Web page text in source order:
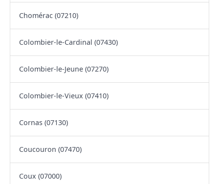
Chomérac (07210)
Colombier-le-Cardinal (07430)
Colombier-le-Jeune (07270)
Colombier-le-Vieux (07410)
Cornas (07130)
Coucouron (07470)
Coux (07000)